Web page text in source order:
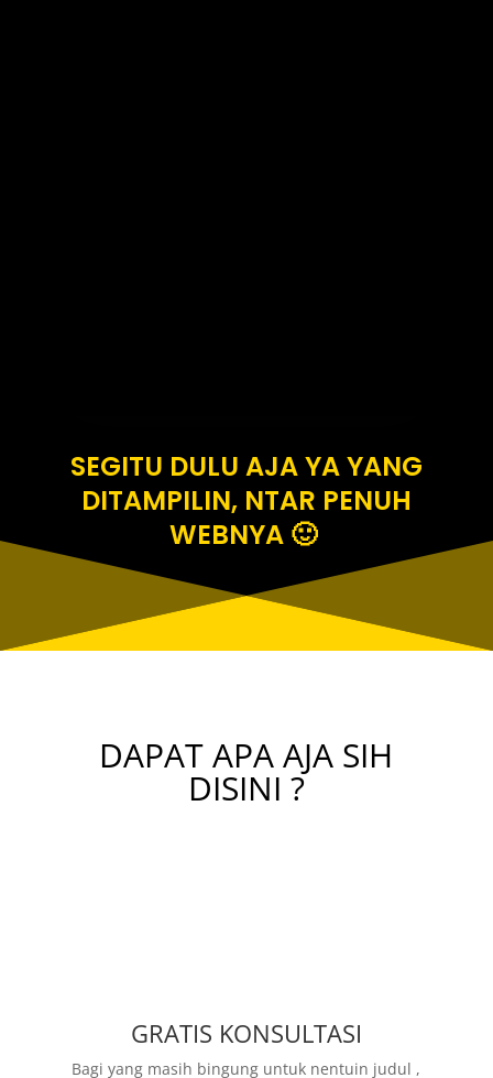
SEGITU DULU AJA YA YANG
DITAMPILIN, NTAR PENUH
WEBNYA 🙂
DAPAT APA AJA SIH
DISINI ?
GRATIS KONSULTASI
Bagi yang masih bingung untuk nentuin judul ,